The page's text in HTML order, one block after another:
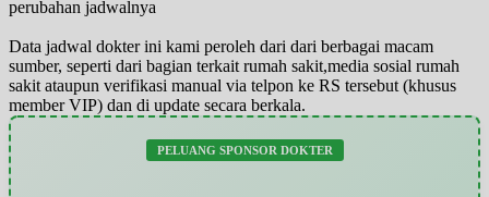
perubahan jadwalnya
Data jadwal dokter ini kami peroleh dari dari berbagai macam
sumber, seperti dari bagian terkait rumah sakit,media sosial rumah
sakit ataupun verifikasi manual via telpon ke RS tersebut (khusus
member VIP) dan di update secara berkala.
PELUANG SPONSOR DOKTER